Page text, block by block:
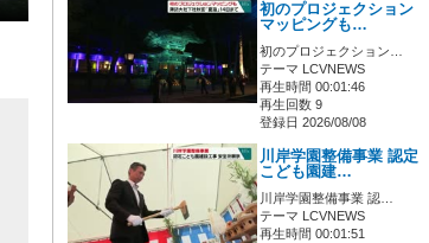
初のプロジェクション
マッピングも…
初のプロジェクション…
テーマ LCVNEWS
再生時間 00:01:46
再生回数 9
登録日 2026/08/08
川岸学園整備事業 認定
こども園建…
川岸学園整備事業 認…
テーマ LCVNEWS
再生時間 00:01:51